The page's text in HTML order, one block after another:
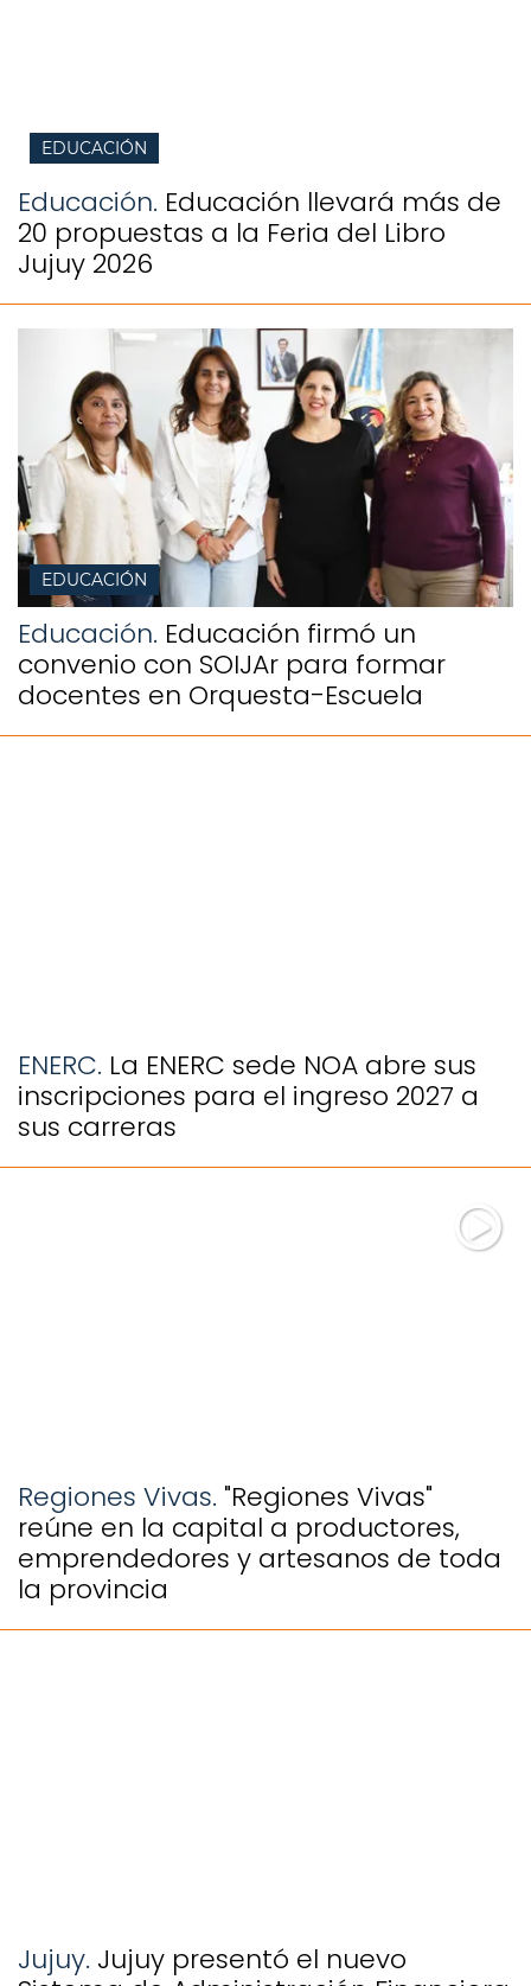
EDUCACIÓN
Educación. Educación llevará más de
20 propuestas a la Feria del Libro
Jujuy 2026
EDUCACIÓN
Educación. Educación firmó un
convenio con SOIJAr para formar
docentes en Orquesta-Escuela
ENERC. La ENERC sede NOA abre sus
inscripciones para el ingreso 2027 a
sus carreras
Regiones Vivas. "Regiones Vivas"
reúne en la capital a productores,
emprendedores y artesanos de toda
la provincia
Jujuy. Jujuy presentó el nuevo